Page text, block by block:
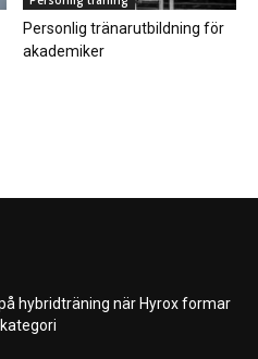
Personlig tränarutbildning för
akademiker
hybridträning när Hyrox formar